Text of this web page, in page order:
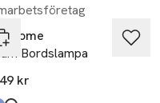
Home
Bordslampa
kr